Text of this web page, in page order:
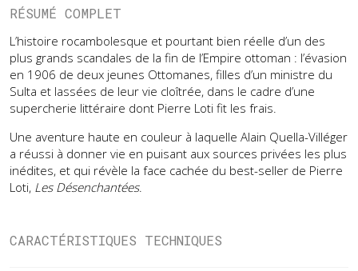
RÉSUMÉ COMPLET
L’histoire rocambolesque et pourtant bien réelle d’un des
plus grands scandales de la fin de l’Empire ottoman : l’évasion
en 1906 de deux jeunes Ottomanes, filles d’un ministre du
Sulta et lassées de leur vie cloîtrée, dans le cadre d’une
supercherie littéraire dont Pierre Loti fit les frais.
Une aventure haute en couleur à laquelle Alain Quella-Villéger
a réussi à donner vie en puisant aux sources privées les plus
inédites, et qui révèle la face cachée du best-seller de Pierre
Loti, Les Désenchantées.
CARACTÉRISTIQUES TECHNIQUES